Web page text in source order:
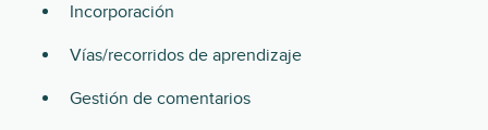
Incorporación
Vías/recorridos de aprendizaje
Gestión de comentarios